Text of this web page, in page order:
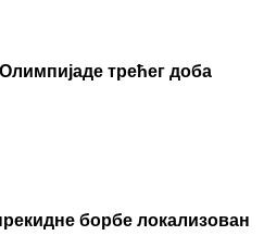
трећег доба
борбе локализован